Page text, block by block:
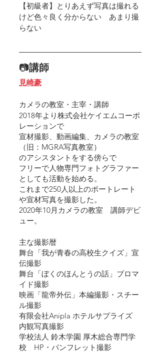
【初級者】とりあえず写真は撮れる
けど色々良く分からない　あまり撮
らない
📷講師
見崎豪
カメラの教室・主宰・講師
2018年より株式会社ケイエムコーポ
レーションで
宣材撮影、動画編集、カメラの教室
（旧：MGRA写真教室）
のアシスタントをする傍らで
フリーで人物専門フォトグラファー
としても活動を始める。
これまで250人以上のポートレート
や宣材写真を撮影した。
2020年10月カメラの教室　講師デビ
ュー。
主な撮影暦
舞台「我が青春の高校生クイズ」宣
伝撮影
舞台「ぼくのほんとうの話」ブロマ
イド撮影
​映画「龍帝外伝」本編撮影・スチー
ル撮影
有限会社Anipla ホテルサプライズ
内観写真撮影
学校法人 鈴木学園 厚木総合専門学
校　HP・パンフレット撮影